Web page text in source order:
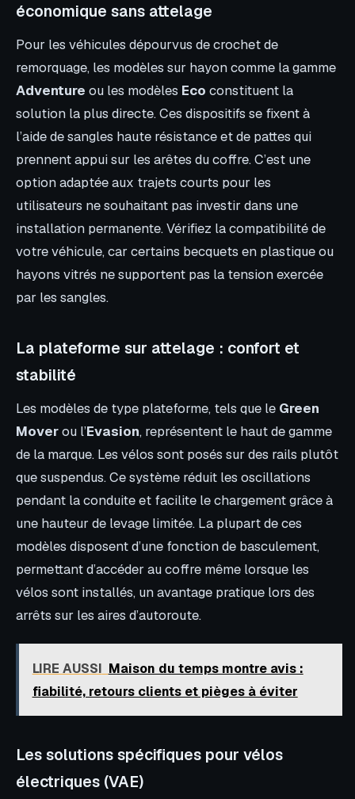
économique sans attelage
Pour les véhicules dépourvus de crochet de
remorquage, les modèles sur hayon comme la gamme
Adventure ou les modèles Eco constituent la
solution la plus directe. Ces dispositifs se fixent à
l’aide de sangles haute résistance et de pattes qui
prennent appui sur les arêtes du coffre. C’est une
option adaptée aux trajets courts pour les
utilisateurs ne souhaitant pas investir dans une
installation permanente. Vérifiez la compatibilité de
votre véhicule, car certains becquets en plastique ou
hayons vitrés ne supportent pas la tension exercée
par les sangles.
La plateforme sur attelage : confort et
stabilité
Les modèles de type plateforme, tels que le Green
Moverou l’Evasion, représentent le haut de gamme
de la marque. Les vélos sont posés sur des rails plutôt
que suspendus. Ce système réduit les oscillations
pendant la conduite et facilite le chargement grâce à
une hauteur de levage limitée. La plupart de ces
modèles disposent d’une fonction de basculement,
permettant d’accéder au coffre même lorsque les
vélos sont installés, un avantage pratique lors des
arrêts sur les aires d’autoroute.
LIRE AUSSI Maison du temps montre avis :
fiabilité, retours clients et pièges à éviter
Les solutions spécifiques pour vélos
électriques (VAE)